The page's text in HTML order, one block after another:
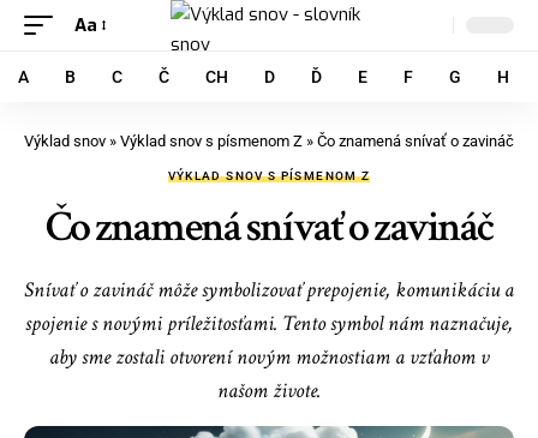
Aa
A B C Č CH D Ď E F G H
Výklad snov » Výklad snov s písmenom Z » Čo znamená snívať o zavináč
VÝKLAD SNOV S PÍSMENOM Z
Čo znamená snívať o zavináč
Snívať o zavináč môže symbolizovať prepojenie, komunikáciu a
spojenie s novými príležitosťami. Tento symbol nám naznačuje,
aby sme zostali otvorení novým možnostiam a vzťahom v
našom živote.